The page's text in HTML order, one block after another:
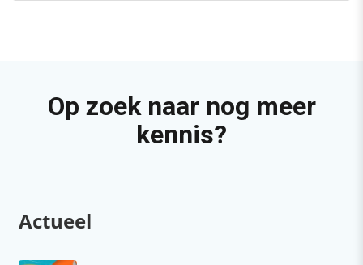
Op zoek naar nog meer
kennis?
Actueel